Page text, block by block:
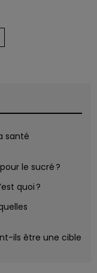
santé
le sucré ?
quoi ?
ils être une cible